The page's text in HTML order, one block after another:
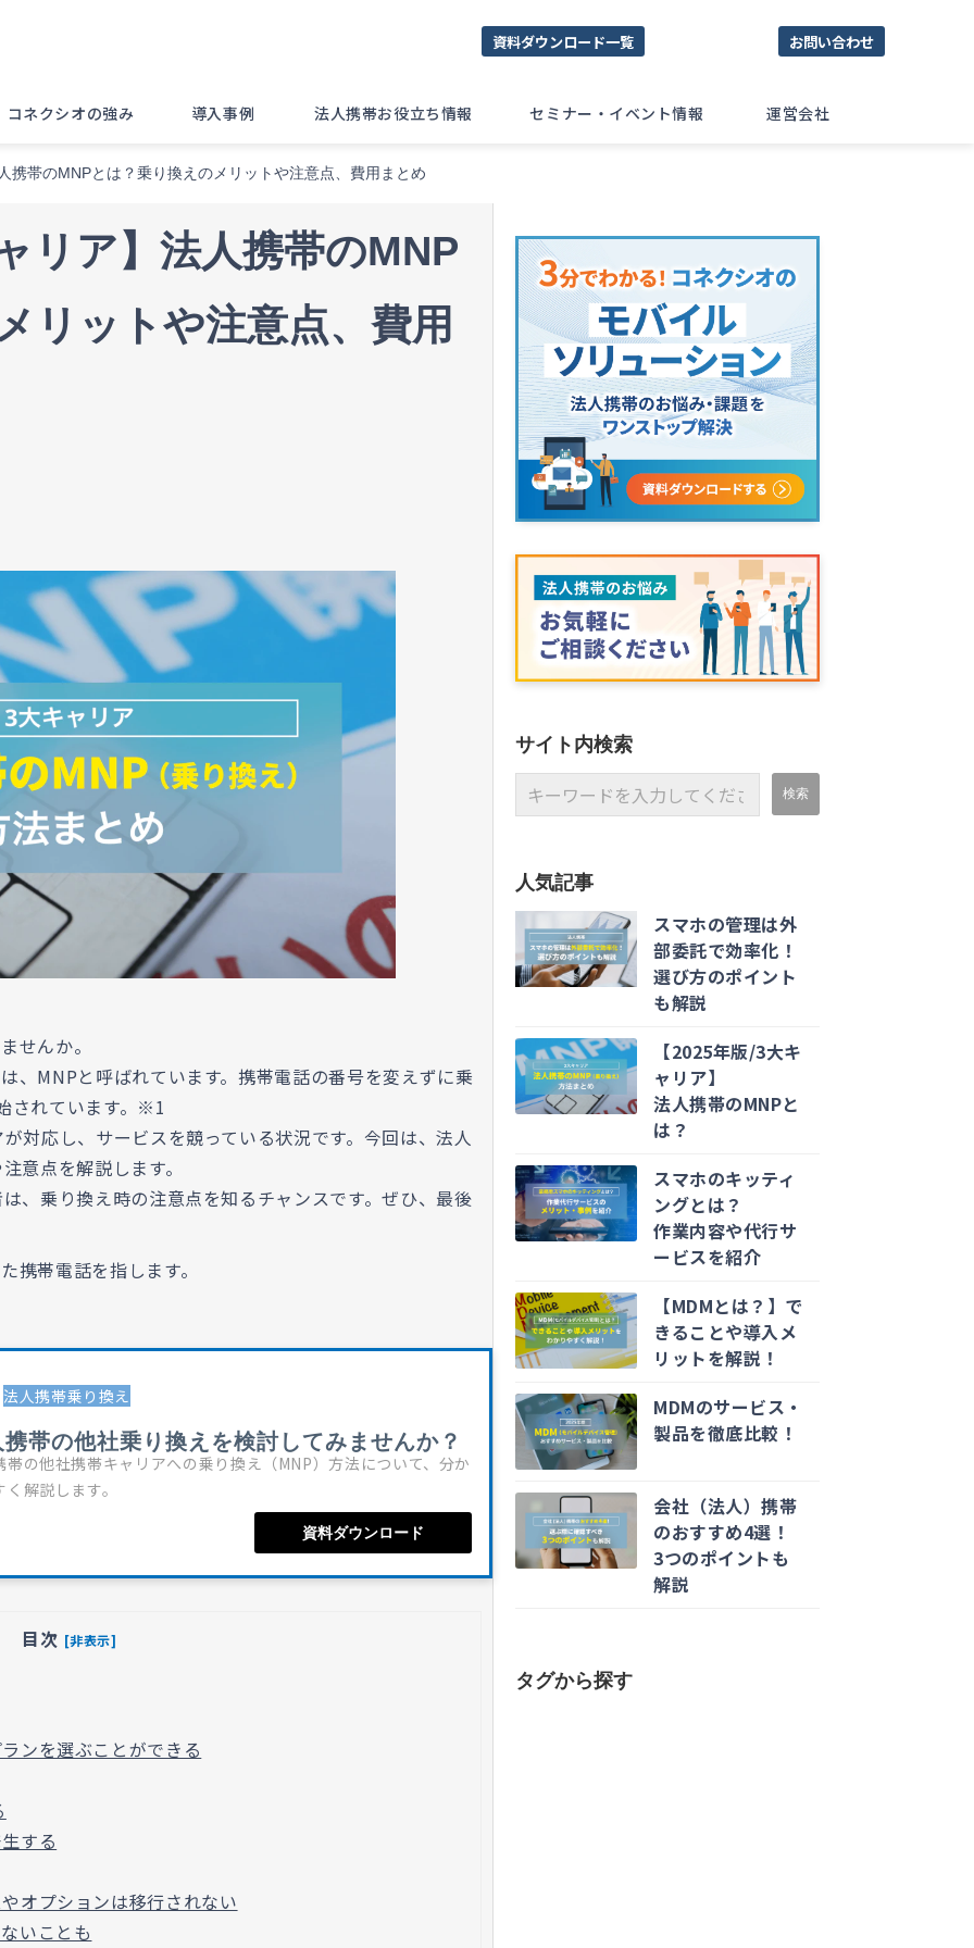
資料ダウンロード一覧 お問い合わせ
コネクシオの強み 導入事例 法人携帯お役立ち情報 セミナー・イベント情報 運営会社
携帯のMNPとは？乗り換えのメリットや注意点、費用まとめ
リア】法人携帯のMNP
リットや注意点、費用
せんか。
、MNPと呼ばれています。携帯電話の番号を変えずに乗
されています。※1
対応し、サービスを競っている状況です。今回は、法人
意点を解説します。
、乗り換え時の注意点を知るチャンスです。ぜひ、最後
帯電話を指します。
法人携帯乗り換え
携帯の他社乗り換えを検討してみませんか？
帯の他社携帯キャリアへの乗り換え（MNP）方法について、分か
解説します。
資料ダウンロード
目次 [非表示]
ンを選ぶことができる
する
オプションは移行されない
いことも
サイト内検索
人気記事
スマホの管理は外
部委託で効率化！
選び方のポイント
も解説
【2025年版/3大キ
ャリア】
法人携帯のMNPと
は？
スマホのキッティ
ングとは？
作業内容や代行サ
ービスを紹介
【MDMとは？】で
きることや導入メ
リットを解説！
MDMのサービス・
製品を徹底比較！
会社（法人）携帯
のおすすめ4選！
3つのポイントも
解説
タグから探す